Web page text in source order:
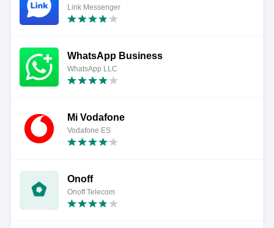
Link Messenger
WhatsApp Business
WhatsApp LLC
Mi Vodafone
Vodafone ES
Onoff
Onoff Telecom